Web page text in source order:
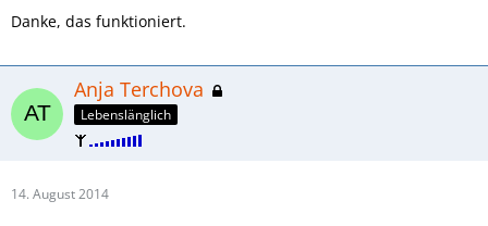
Danke, das funktioniert.
Anja Terchova
Lebenslänglich
14. August 2014